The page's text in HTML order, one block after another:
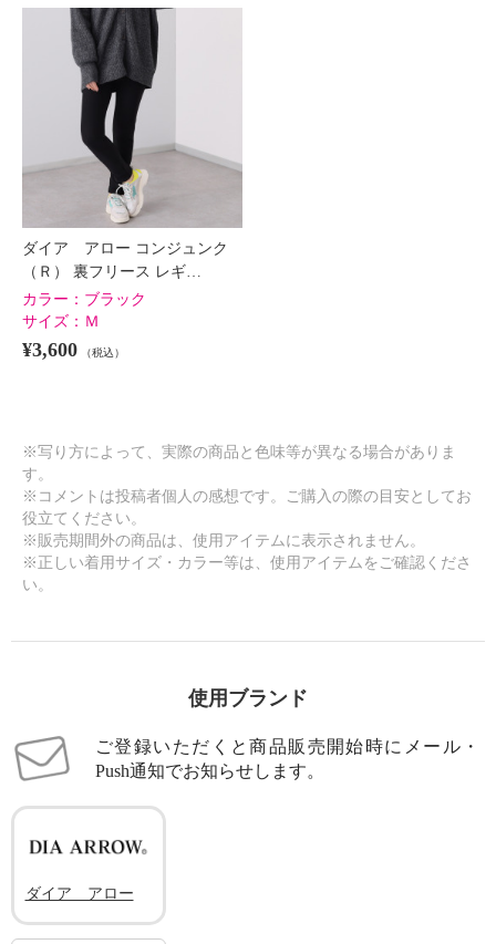
ダイア アロー コンジュンク
（Ｒ） 裏フリース レギ…
カラー： ブラック
サイズ： Ｍ
¥3,600 （税込）
※写り方によって、実際の商品と色味等が異なる場合がありま
す。
※コメントは投稿者個人の感想です。ご購入の際の目安としてお
役立てください。
※販売期間外の商品は、使用アイテムに表示されません。
※正しい着用サイズ・カラー等は、使用アイテムをご確認くださ
い。
使用ブランド
ご登録いただくと商品販売開始時にメール・
Push通知でお知らせします。
ダイア アロー